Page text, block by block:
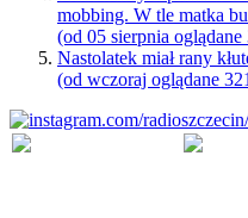
mobbing. W tle matka
(od 05 sierpnia
Nastolatek miał rany
(od wczoraj oglądane